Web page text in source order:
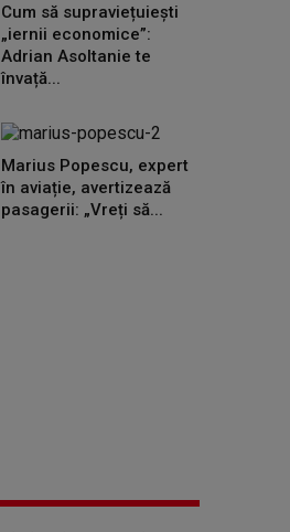
Cum să supraviețuiești
„iernii economice”:
Adrian Asoltanie te
învață...
Marius Popescu, expert
în aviație, avertizează
pasagerii: „Vreți să...